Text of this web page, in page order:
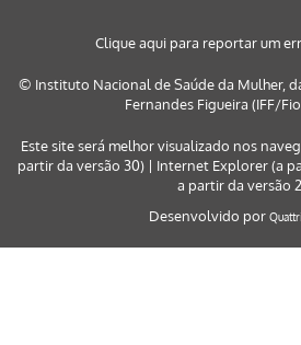
Clique aqui para reportar um
© Instituto Nacional de Saúde da Mulher,
Fernandes Figueira (IFF/
Este site será melhor visualizado nos
partir da versão 30) | Internet Explorer (a
a partir da versão
Desenvolvido por